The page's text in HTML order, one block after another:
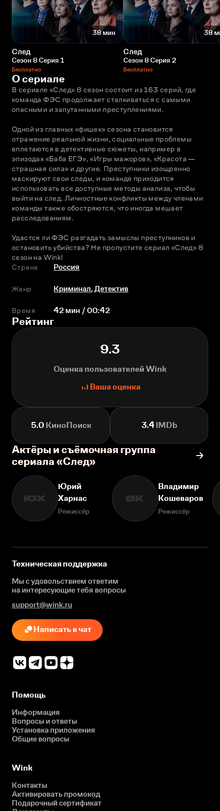
38 мин
След
Сезон 8 Серия 1
Бесплатно
38
След
Сезон 8 Серия 2
Бесплатно
О сериале
В сериале «След» 8 сезон состоит из 163 серий, где
команда ФЭС продолжает сталкиваться с самыми
опасными и запутанными преступлениями.
Одной из главных «фишек» сезона становится
отражение реальной жизни, социальные проблемы
вплетаются в детективные сюжеты, например в
эпизодах «Баба ЕГЭ», «Игры мажоров», «Красота —
страшная сила» и другие. Преступники изощренно
маскируют свои следы, и команде приходится
использовать все доступные методы анализа, чтобы
выйти на след. Личностные конфликты между членами
команды также обостряются, что иногда мешает
расследованиям.
Удастся ли ФЭС разгадать замыслы преступников и
остановить убийства? Не пропустите сериал «След» 8
сезон на Wink!
Страна
Россия
Жанр Криминал,Детектив
Время 42 мин / 00:42
Рейтинг
9.3
Оценка пользователей Wink
Ваша оценка
5.0КиноПоиск 3.4IMDb
Актёры и съёмочная группа
сериала «След»
ЮХ
Юрий
Харнас
Режиссёр
ВК
Владимир
Кошеваров
Режиссёр
Техническая поддержка
Мы с удовольствием ответим
на интересующиетебя вопросы
support@wink.ru
Написать в чат
Помощь
Информация
Вопросы и ответы
Установка приложения
Общие вопросы
Wink
Контакты
Активировать промокод
Подарочный сертификат